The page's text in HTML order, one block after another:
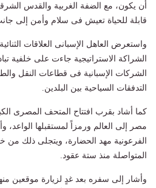
أن يكون، مع الضفة الغربية والقدس
قابلة للحياة تعيش فى سلام وأمن إلى
واستعرض العاهل الإسبانى العلاقات
الشراكة الاستراتيجية جاءت على خلفية
الشركات الإسبانية فى قطاعات النقل
التدفقات السياحية بين البلدين.
كما أشاد بقرب افتتاح المتحف المصرى
مصر إلى العالم ورمزاً لمستقبلها
الفرعونية مهد الحضارة، ويتجلى ذلك من
المتواصلة منذ ستة عقود.
وأشار إلى سفره بعد غدٍ لزيارة موقعين